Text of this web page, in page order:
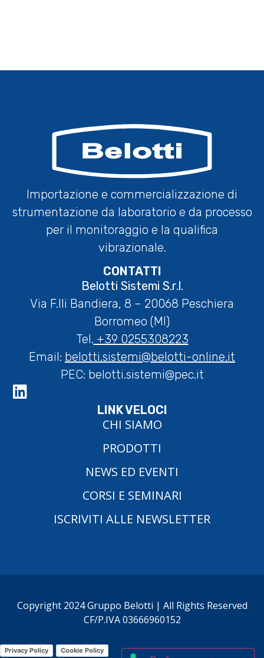
Importazione e commercializzazione di
strumentazione da laboratorio e da processo
per il monitoraggio e la qualifica
vibrazionale.
CONTATTI
Belotti Sistemi S.r.l.
Via F.lli Bandiera, 8 – 20068 Peschiera
Borromeo (MI)
Tel. +39 0255308223
Email: belotti.sistemi@belotti-online.it
PEC: belotti.sistemi@pec.it
LINK VELOCI
CHI SIAMO
PRODOTTI
NEWS ED EVENTI
CORSI E SEMINARI
ISCRIVITI ALLE NEWSLETTER
Copyright 2024 Gruppo Belotti | All Rights Reserved
CF/P.IVA 03666960152
Privacy Policy Cookie Policy